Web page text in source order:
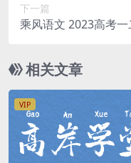
下一篇
乘风语文 2023高考
相关文章
VIP